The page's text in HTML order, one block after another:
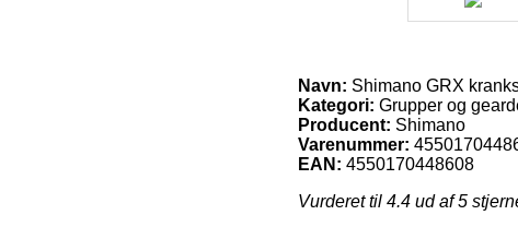
Navn: Shimano GRX
Kategori: Grupper og
Producent: Shimano
Varenummer:
EAN: 4550170448608
Vurderet til 4.4 ud af 5